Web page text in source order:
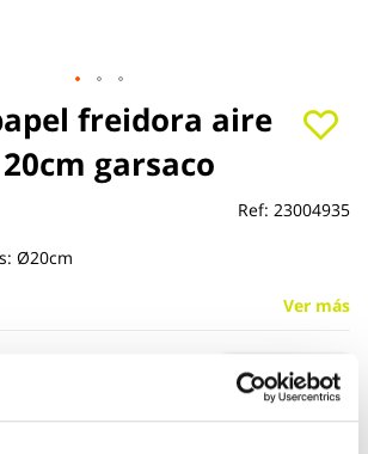
freidora aire
garsaco
Ref: 23004935
Ø20cm
Ver más
5,60 €